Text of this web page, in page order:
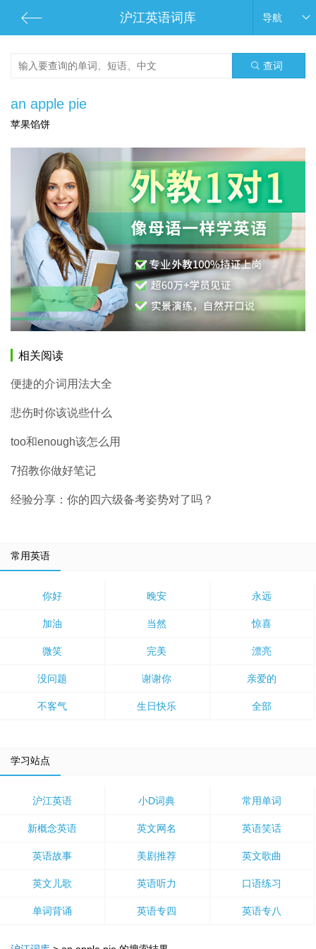
沪江英语词库 导航
查词
an apple pie
苹果馅饼
相关阅读
便捷的介词用法大全
悲伤时你该说些什么
too和enough该怎么用
7招教你做好笔记
经验分享：你的四六级备考姿势对了吗？
常用英语
你好 晚安 永远
加油 当然 惊喜
微笑 完美 漂亮
没问题 谢谢你 亲爱的
不客气 生日快乐 全部
学习站点
沪江英语 小D词典 常用单词
新概念英语 英文网名 英语笑话
英语故事 美剧推荐 英文歌曲
英文儿歌 英语听力 口语练习
单词背诵 英语专四 英语专八